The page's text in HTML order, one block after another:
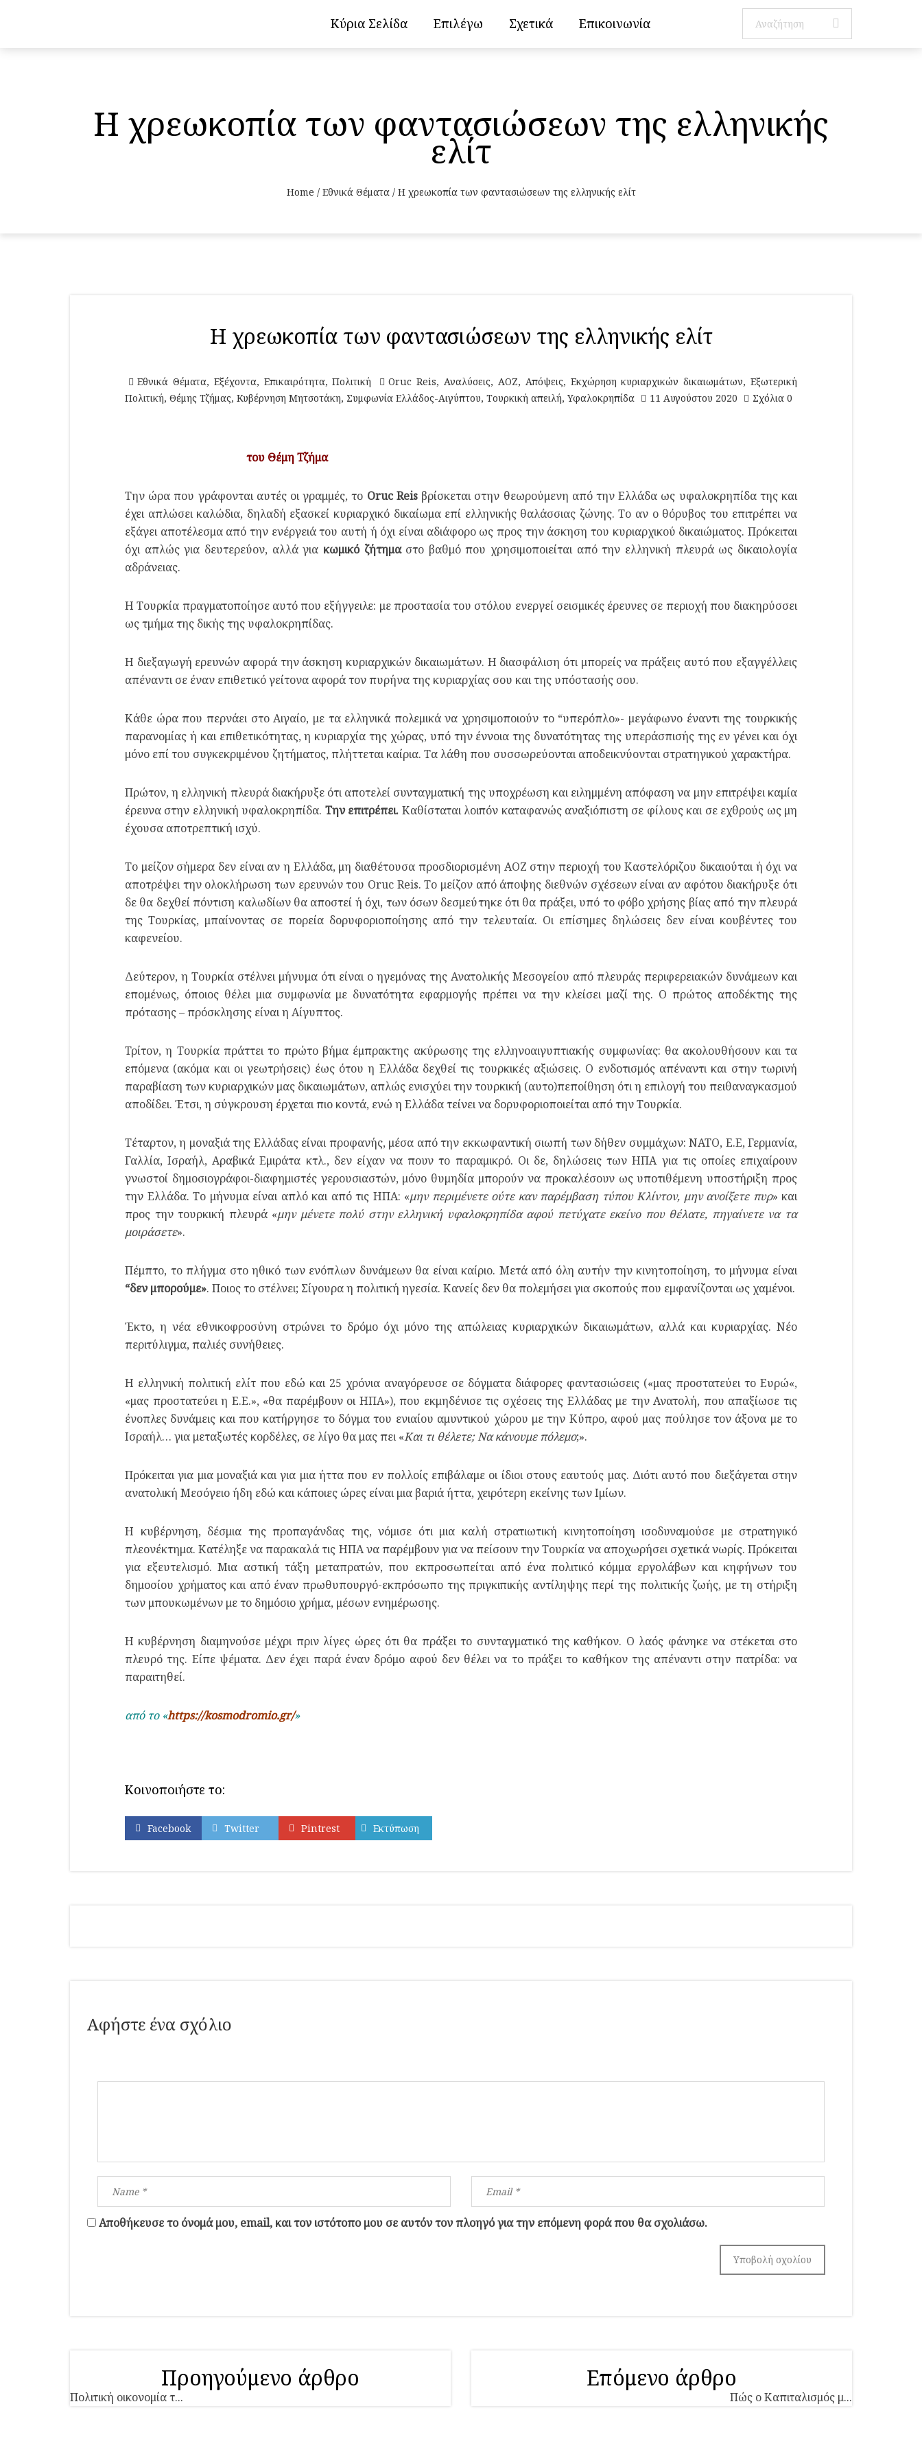
Κύρια Σελίδα Επιλέγω Σχετικά Επικοινωνία
Η χρεωκοπία των φαντασιώσεων της ελληνικής
ελίτ
Home / Εθνικά Θέματα / Η χρεωκοπία των φαντασιώσεων της ελληνικής ελίτ
Η χρεωκοπία των φαντασιώσεων της ελληνικής ελίτ
Εθνικά Θέματα, Εξέχοντα, Επικαιρότητα,Πολιτική Oruc Reis,Αναλύσεις, ΑΟΖ, Απόψεις, Εκχώρηση κυριαρχικών δικαιωμάτων,Εξωτερική
Πολιτική, Θέμης Τζήμας, Κυβέρνηση Μητσοτάκη, Συμφωνία Ελλάδος-Αιγύπτου, Τουρκική απειλή, Υφαλοκρηπίδα 11 Αυγούστου 2020 Σχόλια 0
του Θέμη Τζήμα
Την ώρα που γράφονται αυτές οι γραμμές, το Oruc Reisβρίσκεται στην θεωρούμενη από την Ελλάδα ως υφαλοκρηπίδα της και
έχει απλώσει καλώδια, δηλαδή εξασκεί κυριαρχικό δικαίωμα επί ελληνικής θαλάσσιας ζώνης. Το αν ο θόρυβος του επιτρέπει να
εξάγει αποτέλεσμα από την ενέργειά του αυτή ή όχι είναι αδιάφορο ως προς την άσκηση του κυριαρχικού δικαιώματος. Πρόκειται
όχι απλώς για δευτερεύον, αλλά για κωμικό ζήτημαστο βαθμό που χρησιμοποιείται από την ελληνική πλευρά ως δικαιολογία
αδράνειας.
Η Τουρκία πραγματοποίησε αυτό που εξήγγειλε: με προστασία του στόλου ενεργεί σεισμικές έρευνες σε περιοχή που διακηρύσσει
ως τμήμα της δικής της υφαλοκρηπίδας.
Η διεξαγωγή ερευνών αφορά την άσκηση κυριαρχικών δικαιωμάτων. Η διασφάλιση ότι μπορείς να πράξεις αυτό που εξαγγέλλεις
απέναντι σε έναν επιθετικό γείτονα αφορά τον πυρήνα της κυριαρχίας σου και της υπόστασής σου.
Κάθε ώρα που περνάει στο Αιγαίο, με τα ελληνικά πολεμικά να χρησιμοποιούν το “υπερόπλο»- μεγάφωνο έναντι της τουρκικής
παρανομίας ή και επιθετικότητας, η κυριαρχία της χώρας, υπό την έννοια της δυνατότητας της υπεράσπισής της εν γένει και όχι
μόνο επί του συγκεκριμένου ζητήματος, πλήττεται καίρια. Τα λάθη που συσσωρεύονται αποδεικνύονται στρατηγικού χαρακτήρα.
Πρώτον, η ελληνική πλευρά διακήρυξε ότι αποτελεί συνταγματική της υποχρέωση και ειλημμένη απόφαση να μην επιτρέψει καμία
έρευνα στην ελληνική υφαλοκρηπίδα. Την επιτρέπει. Καθίσταται λοιπόν καταφανώς αναξιόπιστη σε φίλους και σε εχθρούς ως μη
έχουσα αποτρεπτική ισχύ.
Το μείζον σήμερα δεν είναι αν η Ελλάδα, μη διαθέτουσα προσδιορισμένη ΑΟΖ στην περιοχή του Καστελόριζου δικαιούται ή όχι να
αποτρέψει την ολοκλήρωση των ερευνών του Oruc Reis. Το μείζον από άποψης διεθνών σχέσεων είναι αν αφότου διακήρυξε ότι
δε θα δεχθεί πόντιση καλωδίων θα αποστεί ή όχι, των όσων δεσμεύτηκε ότι θα πράξει, υπό το φόβο χρήσης βίας από την πλευρά
της Τουρκίας, μπαίνοντας σε πορεία δορυφοριοποίησης από την τελευταία. Οι επίσημες δηλώσεις δεν είναι κουβέντες του
καφενείου.
Δεύτερον, η Τουρκία στέλνει μήνυμα ότι είναι ο ηγεμόνας της Ανατολικής Μεσογείου από πλευράς περιφερειακών δυνάμεων και
επομένως, όποιος θέλει μια συμφωνία με δυνατότητα εφαρμογής πρέπει να την κλείσει μαζί της. Ο πρώτος αποδέκτης της
πρότασης – πρόσκλησης είναι η Αίγυπτος.
Τρίτον, η Τουρκία πράττει το πρώτο βήμα έμπρακτης ακύρωσης της ελληνοαιγυπτιακής συμφωνίας: θα ακολουθήσουν και τα
επόμενα (ακόμα και οι γεωτρήσεις) έως ότου η Ελλάδα δεχθεί τις τουρκικές αξιώσεις. Ο ενδοτισμός απέναντι και στην τωρινή
παραβίαση των κυριαρχικών μας δικαιωμάτων, απλώς ενισχύει την τουρκική (αυτο)πεποίθηση ότι η επιλογή του πειθαναγκασμού
αποδίδει. Έτσι, η σύγκρουση έρχεται πιο κοντά, ενώ η Ελλάδα τείνει να δορυφοριοποιείται από την Τουρκία.
Τέταρτον, η μοναξιά της Ελλάδας είναι προφανής, μέσα από την εκκωφαντική σιωπή των δήθεν συμμάχων: ΝΑΤΟ, Ε.Ε, Γερμανία,
Γαλλία, Ισραήλ, Αραβικά Εμιράτα κτλ., δεν είχαν να πουν το παραμικρό. Οι δε, δηλώσεις των ΗΠΑ για τις οποίες επιχαίρουν
γνωστοί δημοσιογράφοι-διαφημιστές γερουσιαστών, μόνο θυμηδία μπορούν να προκαλέσουν ως υποτιθέμενη υποστήριξη προς
την Ελλάδα. Το μήνυμα είναι απλό και από τις ΗΠΑ: «μην περιμένετε ούτε καν παρέμβαση τύπου Κλίντον, μην ανοίξετε πυρ» και
προς την τουρκική πλευρά «μην μένετε πολύ στην ελληνική υφαλοκρηπίδα αφού πετύχατε εκείνο που θέλατε, πηγαίνετε να τα
μοιράσετε».
Πέμπτο, το πλήγμα στο ηθικό των ενόπλων δυνάμεων θα είναι καίριο. Μετά από όλη αυτήν την κινητοποίηση, το μήνυμα είναι
“δεν μπορούμε». Ποιος το στέλνει; Σίγουρα η πολιτική ηγεσία. Κανείς δεν θα πολεμήσει για σκοπούς που εμφανίζονται ως χαμένοι.
Έκτο, η νέα εθνικοφροσύνη στρώνει το δρόμο όχι μόνο της απώλειας κυριαρχικών δικαιωμάτων, αλλά και κυριαρχίας. Νέο
περιτύλιγμα, παλιές συνήθειες.
Η ελληνική πολιτική ελίτ που εδώ και 25 χρόνια αναγόρευσε σε δόγματα διάφορες φαντασιώσεις («μας προστατεύει το Ευρώ«,
«μας προστατεύει η Ε.Ε.», «θα παρέμβουν οι ΗΠΑ»), που εκμηδένισε τις σχέσεις της Ελλάδας με την Ανατολή, που απαξίωσε τις
ένοπλες δυνάμεις και που κατήργησε το δόγμα του ενιαίου αμυντικού χώρου με την Κύπρο, αφού μας πούλησε τον άξονα με το
Ισραήλ… για μεταξωτές κορδέλες, σε λίγο θα μας πει «Και τι θέλετε; Να κάνουμε πόλεμο;».
Πρόκειται για μια μοναξιά και για μια ήττα που εν πολλοίς επιβάλαμε οι ίδιοι στους εαυτούς μας. Διότι αυτό που διεξάγεται στην
ανατολική Μεσόγειο ήδη εδώ και κάποιες ώρες είναι μια βαριά ήττα, χειρότερη εκείνης των Ιμίων.
Η κυβέρνηση, δέσμια της προπαγάνδας της, νόμισε ότι μια καλή στρατιωτική κινητοποίηση ισοδυναμούσε με στρατηγικό
πλεονέκτημα. Κατέληξε να παρακαλά τις ΗΠΑ να παρέμβουν για να πείσουν την Τουρκία να αποχωρήσει σχετικά νωρίς. Πρόκειται
για εξευτελισμό. Μια αστική τάξη μεταπρατών, που εκπροσωπείται από ένα πολιτικό κόμμα εργολάβων και κηφήνων του
δημοσίου χρήματος και από έναν πρωθυπουργό-εκπρόσωπο της πριγκιπικής αντίληψης περί της πολιτικής ζωής, με τη στήριξη
των μπουκωμένων με το δημόσιο χρήμα, μέσων ενημέρωσης.
Η κυβέρνηση διαμηνούσε μέχρι πριν λίγες ώρες ότι θα πράξει το συνταγματικό της καθήκον. Ο λαός φάνηκε να στέκεται στο
πλευρό της. Είπε ψέματα. Δεν έχει παρά έναν δρόμο αφού δεν θέλει να το πράξει το καθήκον της απέναντι στην πατρίδα: να
παραιτηθεί.
από το «https://kosmodromio.gr/»
Κοινοποιήστε το:
Facebook Twitter Pintrest Εκτύπωση
Αφήστε ένα σχόλιο
Αποθήκευσε το όνομά μου, email, και τον ιστότοπο μου σε αυτόν τον πλοηγό για την επόμενη φορά που θα σχολιάσω.
Προηγούμενο άρθρο
Πολιτική οικονομία τ...
Επόμενο άρθρο
Πώς ο Καπιταλισμός μ...